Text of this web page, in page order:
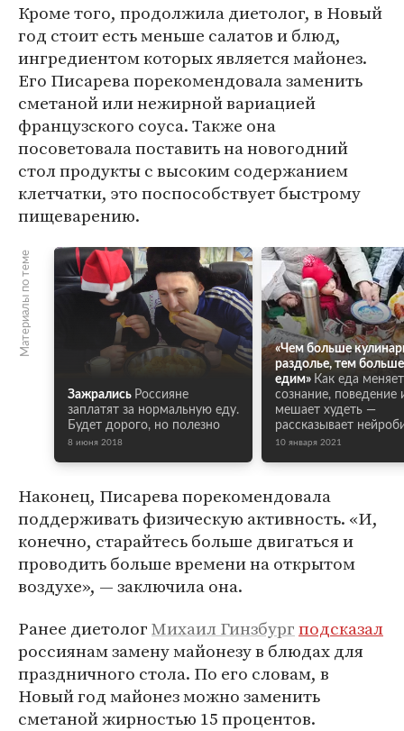
Кроме того, продолжила диетолог, в Новый
год стоит есть меньше салатов и блюд,
ингредиентом которых является майонез.
Его Писарева порекомендовала заменить
сметаной или нежирной вариацией
французского соуса. Также она
посоветовала поставить на новогодний
стол продукты с высоким содержанием
клетчатки, это поспособствует быстрому
пищеварению.
Материалы по теме
Зажрались Россияне
заплатят за нормальную еду.
Будет дорого, но полезно
8 июня 2018
«Чем больше
раздолье, тем
едим» Как еда
сознание, поведение
мешает худеть —
рассказывает
10 января 2021
Наконец, Писарева порекомендовала
поддерживать физическую активность. «И,
конечно, старайтесь больше двигаться и
проводить больше времени на открытом
воздухе», — заключила она.
Ранее диетологМихаил Гинзбургподсказал
россиянам замену майонезу в блюдах для
праздничного стола. По его словам, в
Новый год майонез можно заменить
сметаной жирностью 15 процентов.